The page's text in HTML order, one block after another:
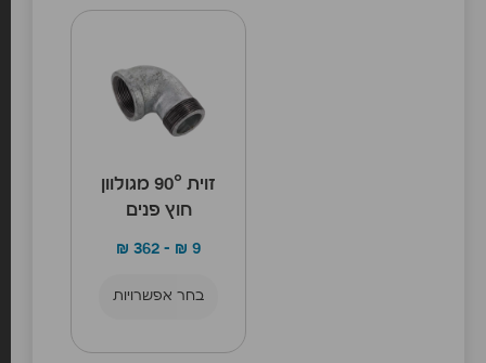
זוית 90° מגולוון
חוץ פנים
₪ 9
–
₪ 362
בחר אפשרויות